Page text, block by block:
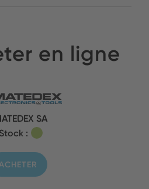
en ligne
SA
Stock :
ACHETER